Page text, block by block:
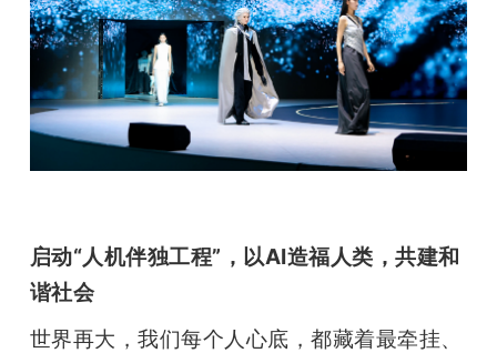
启动“人机伴独工程”，以AI造福人类，共建和
谐社会
世界再大，我们每个人心底，都藏着最牵挂、